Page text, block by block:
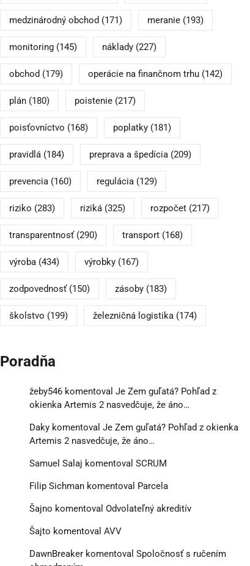
medzinárodný obchod (171) meranie(193)
monitoring(145) náklady(227)
obchod (179) operácie na finančnom trhu(142)
plán(180) poistenie(217)
poisťovníctvo (168) poplatky(181)
pravidlá(184) preprava a špedícia(209)
prevencia(160) regulácia(129)
riziko (283) riziká(325) rozpočet(217)
transparentnosť(290) transport(168)
výroba(434) výrobky(167)
zodpovednosť(150) zásoby(183)
školstvo (199) železničná logistika(174)
Poradňa
žeby546komentoval Je Zem guľatá? Pohľad z
okienka Artemis 2 nasvedčuje, že áno…
Dakykomentoval Je Zem guľatá? Pohľad z okienka
Artemis 2 nasvedčuje, že áno…
Samuel Salaj komentoval SCRUM
Filip Sichmankomentoval Parcela
Šajno komentoval Odvolateľný akreditív
Šajto komentoval AVV
DawnBreakerkomentoval Spoločnosť s ručením